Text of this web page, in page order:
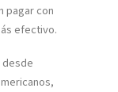
pagar con
efectivo.
desde